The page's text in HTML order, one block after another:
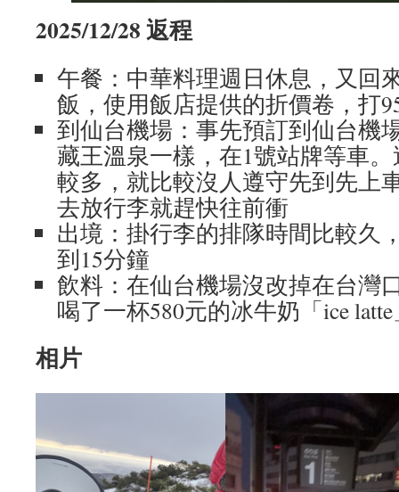
2025/12/28 返程
午餐：中華料理週日休息，又回
飯，使用飯店提供的折價卷，打
到仙台機場：事先預訂到仙台機
藏王溫泉一樣，在1號站牌等車
較多，就比較沒人遵守先到先上
去放行李就趕快往前衝
出境：掛行李的排隊時間比較久
到15分鐘
飲料：在仙台機場沒改掉在台灣
喝了一杯580元的冰牛奶「ice
相片